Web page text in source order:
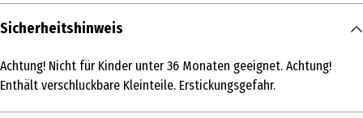
Inhalt
Produkttyp
Sicherheitshinweis
Achtung! Nicht für Kinder unter 36 Monaten geeignet. Achtung!
Enthält verschluckbare Kleinteile. Erstickungsgefahr.